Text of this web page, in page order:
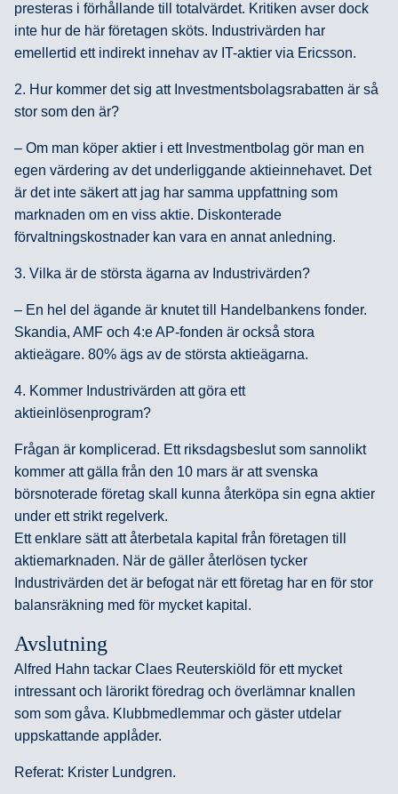
presteras i förhållande till totalvärdet. Kritiken avser dock
inte hur de här företagen sköts. Industrivärden har
emellertid ett indirekt innehav av IT-aktier via Ericsson.
2. Hur kommer det sig att Investmentsbolagsrabatten är så
stor som den är?
– Om man köper aktier i ett Investmentbolag gör man en
egen värdering av det underliggande aktieinnehavet. Det
är det inte säkert att jag har samma uppfattning som
marknaden om en viss aktie. Diskonterade
förvaltningskostnader kan vara en annat anledning.
3. Vilka är de största ägarna av Industrivärden?
– En hel del ägande är knutet till Handelbankens fonder.
Skandia, AMF och 4:e AP-fonden är också stora
aktieägare. 80% ägs av de största aktieägarna.
4. Kommer Industrivärden att göra ett
aktieinlösenprogram?
Frågan är komplicerad. Ett riksdagsbeslut som sannolikt
kommer att gälla från den 10 mars är att svenska
börsnoterade företag skall kunna återköpa sin egna aktier
under ett strikt regelverk.
Ett enklare sätt att återbetala kapital från företagen till
aktiemarknaden. När de gäller återlösen tycker
Industrivärden det är befogat när ett företag har en för stor
balansräkning med för mycket kapital.
Avslutning
Alfred Hahn tackar Claes Reuterskiöld för ett mycket
intressant och lärorikt föredrag och överlämnar knallen
som som gåva. Klubbmedlemmar och gäster utdelar
uppskattande applåder.
Referat: Krister Lundgren.